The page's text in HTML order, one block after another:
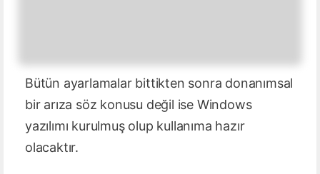
Bütün ayarlamalar bittikten sonra donanımsal
bir arıza söz konusu değil ise Windows
yazılımı kurulmuş olup kullanıma hazır
olacaktır.